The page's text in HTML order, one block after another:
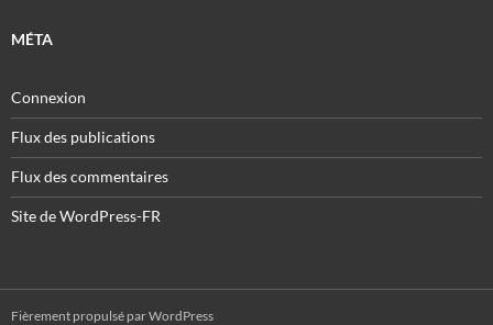
MÉTA
Connexion
Flux des publications
Flux des commentaires
Site de WordPress-FR
Fièrement propulsé par WordPress